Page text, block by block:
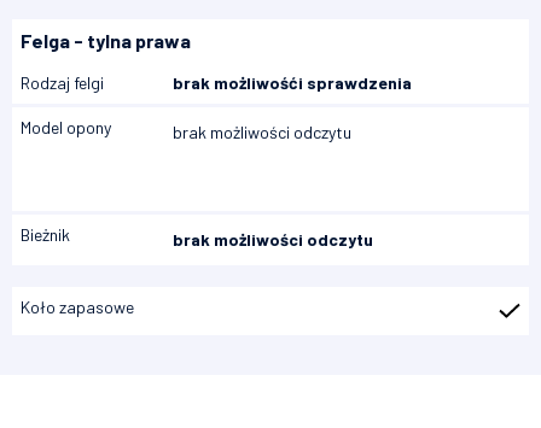
Felga - tylna prawa
Rodzaj felgi brak możliwośći sprawdzenia
Model opony brak możliwości odczytu
Bieżnik brak możliwości odczytu
Koło zapasowe